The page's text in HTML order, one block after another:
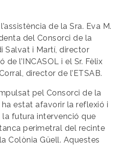
de la Sra. Eva M.
del Consorci de la
Salvat i Martí, director
de l’INCASOL i el Sr. Fèlix
director de l’ETSAB.
pel Consorci de la
ha estat afavorir la reflexió i
la futura intervenció que
perimetral del recinte
Colònia Güell. Aquestes